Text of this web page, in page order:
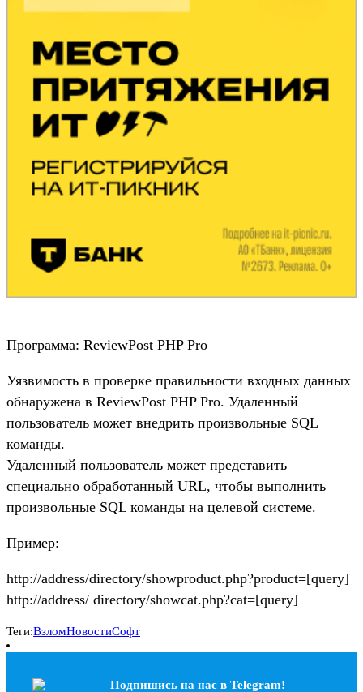
Программа: ReviewPost PHP Pro
Уязвимость в проверке правильности входных данных
обнаружена в ReviewPost PHP Pro. Удаленный
пользователь может внедрить произвольные SQL
команды.
Удаленный пользователь может представить
специально обработанный URL, чтобы выполнить
произвольные SQL команды на целевой системе.
Пример:
http://address/directory/showproduct.php?product=[query]
http://address/ directory/showcat.php?cat=[query]
Теги:ВзломНовостиСофт
Подпишись на наc в Telegram!